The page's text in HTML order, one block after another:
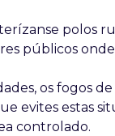
polos
públicos
os fogos
evites estas
controlado.